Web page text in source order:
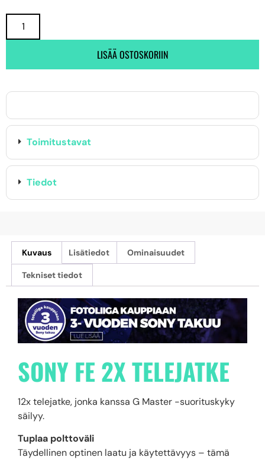
LISÄÄ OSTOSKORIIN
Toimitustavat
Tiedot
Kuvaus Lisätiedot Ominaisuudet
Tekniset tiedot
SONY FE 2X TELEJATKE
12x telejatke, jonka kanssa G Master -suorituskyky
säilyy.
Tuplaa polttoväli
Täydellinen optinen laatu ja käytettävyys – tämä